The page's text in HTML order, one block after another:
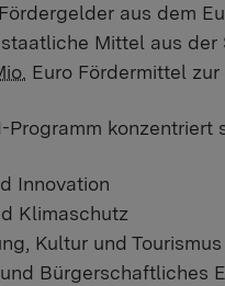
aus dem
Mittel aus
Euro Fördermittel
Programm
Innovation
Klimaschutz
Kultur und Tourismus
Bürgerschaftliches